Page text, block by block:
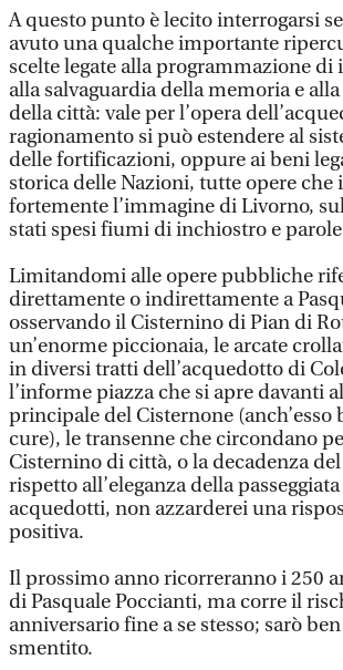
A questo punto è lecito interrogarsi
avuto una qualche importante
scelte legate alla programmazione
alla salvaguardia della memoria e
della città: vale per l’opera
ragionamento si può estendere al
delle fortificazioni, oppure ai beni
storica delle Nazioni, tutte opere che
fortemente l’immagine di Livorno,
stati spesi fiumi di inchiostro e
Limitandomi alle opere pubbliche
direttamente o indirettamente a
osservando il Cisternino di Pian di
un’enorme piccionaia, le arcate
in diversi tratti dell’acquedotto di
l’informe piazza che si apre davanti
principale del Cisternone (anch’esso
cure), le transenne che circondano
Cisternino di città, o la decadenza
rispetto all’eleganza della
acquedotti, non azzarderei una
positiva.
Il prossimo anno ricorreranno i 250
di Pasquale Poccianti, ma corre il
anniversario fine a se stesso; sarò
smentito.